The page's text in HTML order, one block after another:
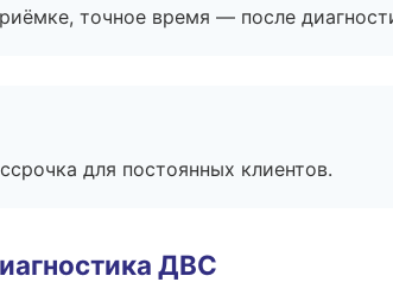
точное время — после
для постоянных клиентов.
ДВС